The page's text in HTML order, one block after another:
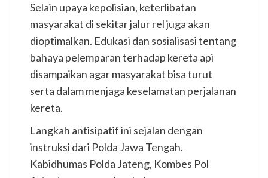
Selain upaya kepolisian, keterlibatan
masyarakat di sekitar jalur rel juga akan
dioptimalkan. Edukasi dan sosialisasi tentang
bahaya pelemparan terhadap kereta api
disampaikan agar masyarakat bisa turut
serta dalam menjaga keselamatan perjalanan
kereta.
Langkah antisipatif ini sejalan dengan
instruksi dari Polda Jawa Tengah.
Kabidhumas Polda Jateng, Kombes Pol